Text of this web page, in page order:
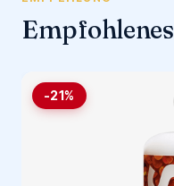
Empfohlenes
-21%